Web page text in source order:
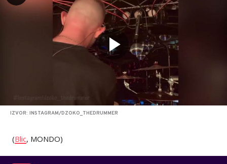
IZVOR: INSTAGRAM/DZOKO_THEDRUMMER
(Blic, MONDO)